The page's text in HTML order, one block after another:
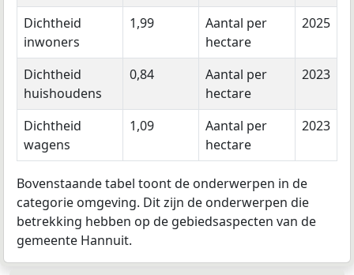
Dichtheid
inwoners
1,99
Aantal per
hectare
2025
Dichtheid
huishoudens
0,84
Aantal per
hectare
2023
Dichtheid
wagens
1,09
Aantal per
hectare
2023
Bovenstaande tabel toont de onderwerpen in de
categorie omgeving. Dit zijn de onderwerpen die
betrekking hebben op de gebiedsaspecten van de
gemeente Hannuit.